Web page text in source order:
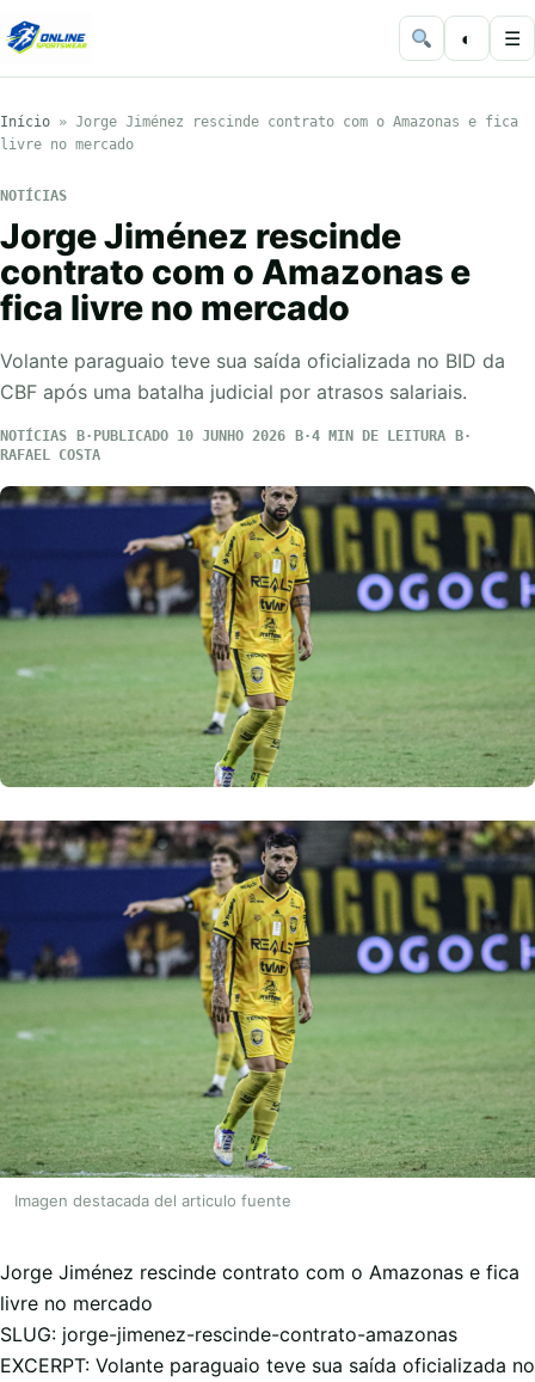
◐ ☰
Início » Jorge Jiménez rescinde contrato com o Amazonas e fica
livre no mercado
NOTÍCIAS
Jorge Jiménez rescinde
contrato com o Amazonas e
fica livre no mercado
Volante paraguaio teve sua saída oficializada no BID da
CBF após uma batalha judicial por atrasos salariais.
NOTÍCIAS PUBLICADO 10 JUNHO 2026
4 MIN DE LEITURA
RAFAEL COSTA
Imagen destacada del articulo fuente
Jorge Jiménez rescinde contrato com o Amazonas e fica
livre no mercado
SLUG: jorge-jimenez-rescinde-contrato-amazonas
EXCERPT: Volante paraguaio teve sua saída oficializada no